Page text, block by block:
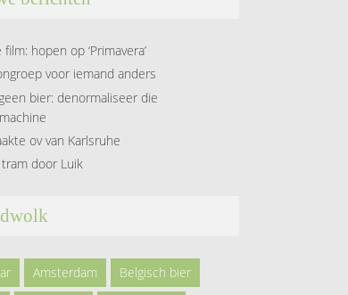
film: hopen op ‘Primavera’
voor iemand anders
bier: denormaliseer die
ov van Karlsruhe
door Luik
Amsterdam
Belgisch bier